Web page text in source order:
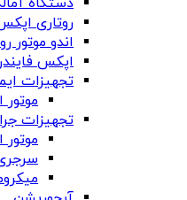
روتاری
اندو موتور
اپکس فایندر
تجهیزات
موتور
تجهیزات
موتور